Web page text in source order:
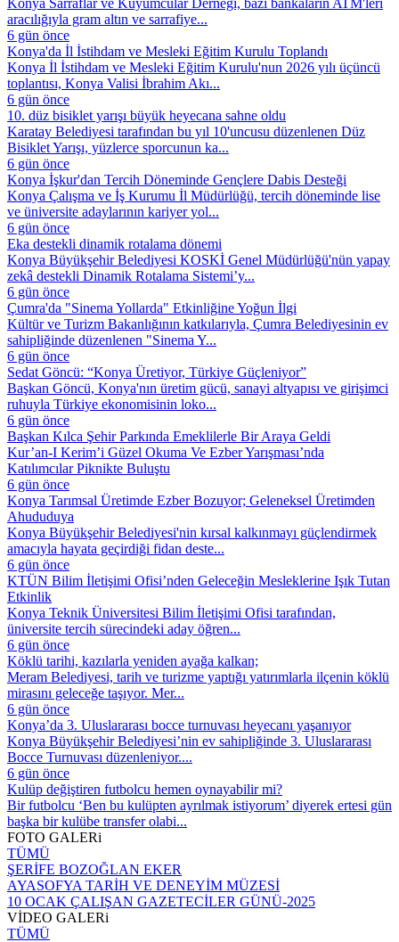
Konya Sarraflar ve Kuyumcular Derneği, bazı bankaların ATM'leri
aracılığıyla gram altın ve sarrafiye...
6 gün önce
Konya'da İl İstihdam ve Mesleki Eğitim Kurulu Toplandı
Konya İl İstihdam ve Mesleki Eğitim Kurulu'nun 2026 yılı üçüncü
toplantısı, Konya Valisi İbrahim Akı...
6 gün önce
10. düz bisiklet yarışı büyük heyecana sahne oldu
Karatay Belediyesi tarafından bu yıl 10'uncusu düzenlenen Düz
Bisiklet Yarışı, yüzlerce sporcunun ka...
6 gün önce
Konya İşkur'dan Tercih Döneminde Gençlere Dabis Desteği
Konya Çalışma ve İş Kurumu İl Müdürlüğü, tercih döneminde lise
ve üniversite adaylarının kariyer yol...
6 gün önce
Eka destekli dinamik rotalama dönemi
Konya Büyükşehir Belediyesi KOSKİ Genel Müdürlüğü'nün yapay
zekâ destekli Dinamik Rotalama Sistemi’y...
6 gün önce
Çumra'da "Sinema Yollarda" Etkinliğine Yoğun İlgi
Kültür ve Turizm Bakanlığının katkılarıyla, Çumra Belediyesinin ev
sahipliğinde düzenlenen "Sinema Y...
6 gün önce
Sedat Göncü: “Konya Üretiyor, Türkiye Güçleniyor”
Başkan Göncü, Konya'nın üretim gücü, sanayi altyapısı ve girişimci
ruhuyla Türkiye ekonomisinin loko...
6 gün önce
Başkan Kılca Şehir Parkında Emeklilerle Bir Araya Geldi
Kur’an-I Kerim’i Güzel Okuma Ve Ezber Yarışması’nda
Katılımcılar Piknikte Buluştu
6 gün önce
Konya Tarımsal Üretimde Ezber Bozuyor; Geleneksel Üretimden
Ahududuya
Konya Büyükşehir Belediyesi'nin kırsal kalkınmayı güçlendirmek
amacıyla hayata geçirdiği fidan deste...
6 gün önce
KTÜN Bilim İletişimi Ofisi’nden Geleceğin Mesleklerine Işık Tutan
Etkinlik
Konya Teknik Üniversitesi Bilim İletişimi Ofisi tarafından,
üniversite tercih sürecindeki aday öğren...
6 gün önce
Köklü tarihi, kazılarla yeniden ayağa kalkan;
Meram Belediyesi, tarih ve turizme yaptığı yatırımlarla ilçenin köklü
mirasını geleceğe taşıyor. Mer...
6 gün önce
Konya’da 3. Uluslararası bocce turnuvası heyecanı yaşanıyor
Konya Büyükşehir Belediyesi’nin ev sahipliğinde 3. Uluslararası
Bocce Turnuvası düzenleniyor....
6 gün önce
Kulüp değiştiren futbolcu hemen oynayabilir mi?
Bir futbolcu ‘Ben bu kulüpten ayrılmak istiyorum’ diyerek ertesi gün
başka bir kulübe transfer olabi...
FOTO GALERi
TÜMÜ
ŞERİFE BOZOĞLAN EKER
AYASOFYA TARİH VE DENEYİM MÜZESİ
10 OCAK ÇALIŞAN GAZETECİLER GÜNÜ-2025
VİDEO GALERi
TÜMÜ